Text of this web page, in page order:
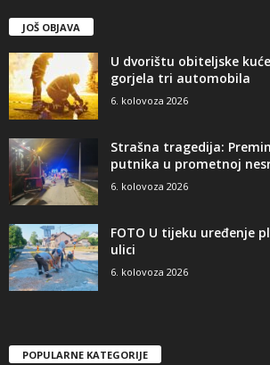
JOŠ OBJAVA
U dvorištu obiteljske
gorjela tri automobila
6. kolovoza 2026
Strašna tragedija:
putnika u prometnoj
6. kolovoza 2026
FOTO U tijeku uređenje
ulici
6. kolovoza 2026
POPULARNE KATEGORIJE